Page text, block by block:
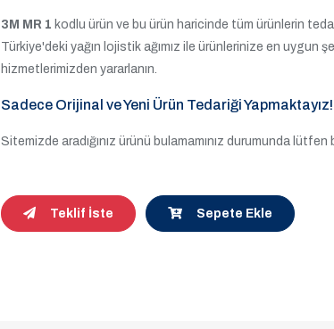
3M MR 1 kodlu ürün ve bu ürün haricinde tüm ürünlerin
Türkiye'deki yağın lojistik ağımız ile ürünlerinize en uygun
hizmetlerimizden yararlanın.
Sadece Orijinal ve Yeni Ürün Tedariği
Sitemizde aradığınız ürünü bulamamınız durumunda
Teklif İste Sepete Ekle